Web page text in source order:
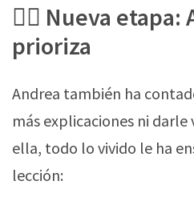
🧘‍♀️ Nueva etapa:
prioriza
Andrea también ha
más explicaciones ni
ella, todo lo vivido le ha
lección: